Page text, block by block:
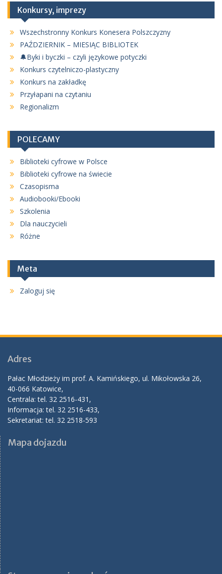
Konkursy, imprezy
Wszechstronny Konkurs Konesera Polszczyzny
PAŹDZIERNIK – MIESIĄC BIBLIOTEK
🔔Byki i byczki – czyli językowe potyczki
Konkurs czytelniczo-plastyczny
Konkurs na zakładkę
Przyłapani na czytaniu
Regionalizm
POLECAMY
Biblioteki cyfrowe w Polsce
Biblioteki cyfrowe na świecie
Czasopisma
Audiobooki/Ebooki
Szkolenia
Dla nauczycieli
Różne
Meta
Zaloguj się
Adres
Pałac Młodzieży im prof. A. Kamińskiego, ul. Mikołowska 26,
40-066 Katowice,
Centrala: tel. 32 2516-431,
Informacja: tel. 32 2516-433,
Sekretariat: tel. 32 2518-593
Mapa dojazdu